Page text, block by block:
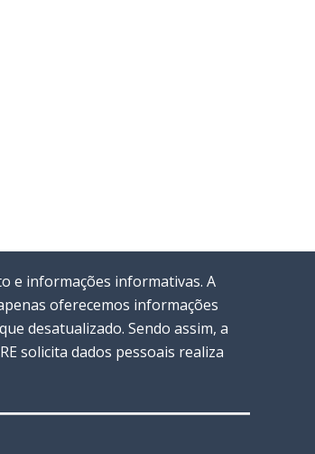
e informações informativas. A
oferecemos informações
desatualizado. Sendo assim, a
solicita dados pessoais realiza